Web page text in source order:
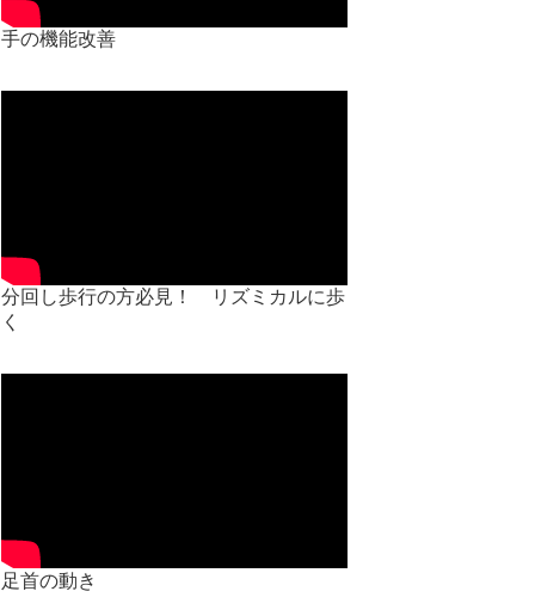
手の機能改善
分回し歩行の方必見！ リズミカルに歩
く
足首の動き